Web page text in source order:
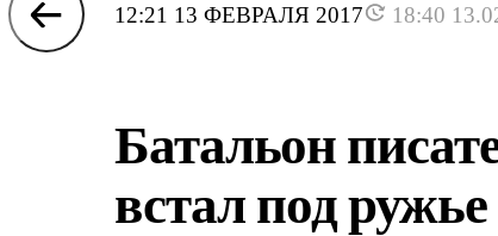
12:21 13 ФЕВРАЛЯ 2017 18:40
Батальон
встал под ружье